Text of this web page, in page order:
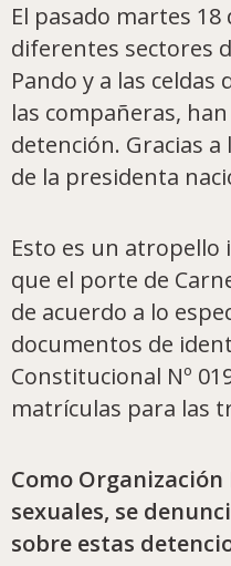
El pasado martes
diferentes sectores
Pando y a las
las compañeras,
detención. Gracias
de la presidenta
Esto es un atropello
que el porte de
de acuerdo a lo
documentos de
Constitucional Nº
matrículas para las
Como
sexuales, se
sobre estas